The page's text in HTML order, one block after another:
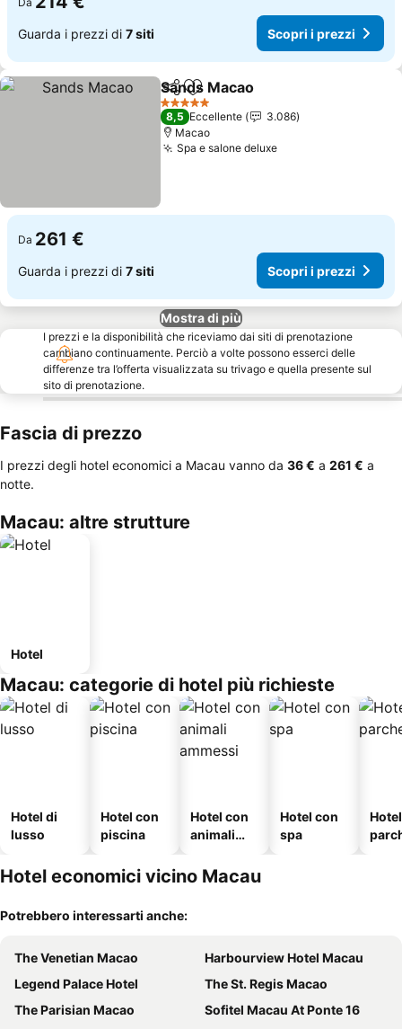
Guarda i prezzi di 7 siti Scopri i prezzi
CondividiAggiungi ai preferiti
Sands Macao
5 Stelle
8,5 Eccellente
3.086
Macao
Spa e salone deluxe
Da 261 €
Guarda i prezzi di 7 siti Scopri i prezzi
Mostra di più
I prezzi e la disponibilità che riceviamo dai siti di prenotazione
cambiano continuamente. Perciò a volte possono esserci delle
differenze tra l’offerta visualizzata su trivago e quella presente sul
sito di prenotazione.
Fascia di prezzo
I prezzi degli hotel economici a Macau vanno da ‎36 € a ‎261 € a
notte.
Macau: altre strutture
Hotel
Macau: categorie di hotel più richieste
Hotel di
lusso
Hotel con
piscina
Hotel con
animali
Hotel con
spa
Hotel economici vicino Macau
Potrebbero interessarti anche:
The Venetian Macao
Harbourview Hotel Macau
Legend Palace Hotel
The St. Regis Macao
The Parisian Macao
Sofitel Macau At Ponte 16